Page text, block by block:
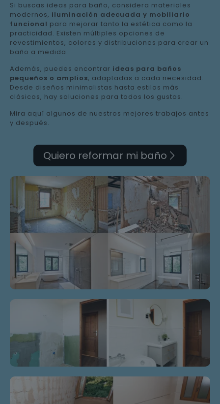
Si buscas ideas para baño, considera materiales
modernos, iluminación adecuada y mobiliario
funcional para mejorar tanto la estética como la
practicidad. Existen múltiples opciones de
revestimientos, colores y distribuciones para crear un
baño a medida.
Además, puedes encontrar ideas para baños
pequeños o amplios, adaptadas a cada necesidad.
Desde diseños minimalistas hasta estilos más
clásicos, hay soluciones para todos los gustos.
Mira aquí algunos de nuestros mejores trabajos antes
y después.
Quiero reformar mi baño